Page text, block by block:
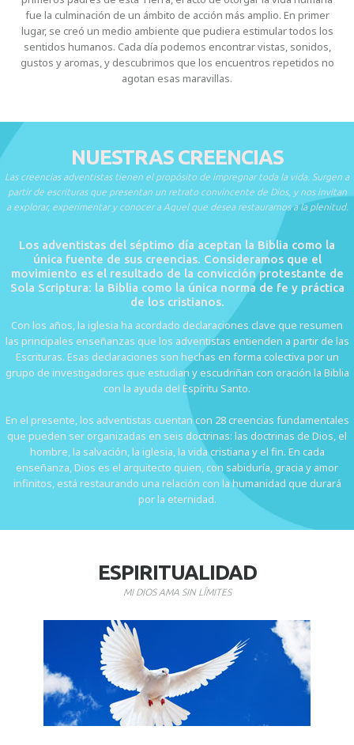
fue la culminación de un ámbito de acción más amplio. En primer
lugar, se creó un medio ambiente que pudiera estimular todos los
sentidos humanos. Cada día podemos encontrar vistas, sonidos,
gustos y aromas, y descubrimos que los encuentros repetidos no
agotan esas maravillas.
NUESTRAS CREENCIAS
Las creencias adventistas tienen el propósito de impregnar toda la vida. Surgen a
partir de escrituras que presentan un retrato convincente de Dios, y nos invitan
a explorar, experimentar y conocer a Aquel que desea restaurarnos a la plenitud.
Los adventistas del séptimo día aceptan la Biblia como la
única fuente de sus creencias. Consideramos que el
movimiento es el resultado de la convicción protestante de
Sola Scriptura: la Biblia como la única norma de fe y práctica
de los cristianos.
Con los años, la iglesia ha acordado declaraciones clave que resumen
las principales enseñanzas que los adventistas entienden a partir de las
Escrituras. Esas declaraciones son hechas en forma colectiva por un
grupo de investigadores que estudian y escudriñan con oración la Biblia
con la ayuda del Espíritu Santo.
En el presente, los adventistas cuentan con 28 creencias fundamentales
que pueden ser organizadas en seis doctrinas: las doctrinas de Dios, el
hombre, la salvación, la iglesia, la vida cristiana y el fin. En cada
enseñanza, Dios es el arquitecto quien, con sabiduría, gracia y amor
infinitos, está restaurando una relación con la humanidad que durará
por la eternidad.
ESPIRITUALIDAD
MI DIOS AMA SIN LÍMITES